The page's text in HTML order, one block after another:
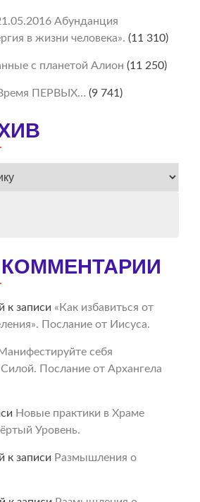
Абунданция
в жизни человека». (11 310)
с планетой Алион (11 250)
ПЕРВЫХ… (9 741)
к записи «Как избавиться от
Послание от Иисуса.
Манифестируйте себя
Послание от Архангела
Новые практики в Храме
Уровень.
к записи Размышления о